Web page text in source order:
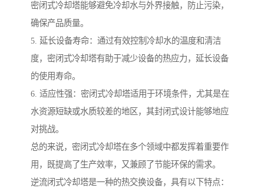
密闭式冷却塔能够避免冷却水与外界接触，防止污染，
确保产品质量。
5. 延长设备寿命：通过有效控制冷却水的温度和清洁
度，密闭式冷却塔有助于减少设备的热应力，延长设备
的使用寿命。
6. 适应性强：密闭式冷却塔适用于环境条件，尤其是在
水资源短缺或水质较差的地区，其封闭式设计能够地应
对挑战。
总的来说，密闭式冷却塔在多个领域中都发挥着重要作
用，既提高了生产效率，又兼顾了节能环保的需求。
逆流闭式冷却塔是一种的热交换设备，具有以下特点：